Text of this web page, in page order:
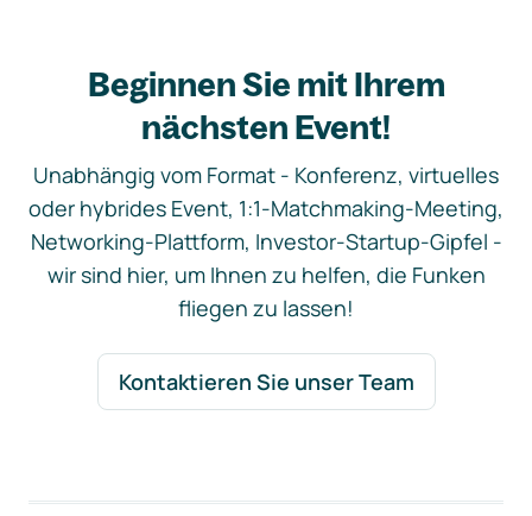
Beginnen Sie mit Ihrem
nächsten Event!
Unabhängig vom Format - Konferenz, virtuelles
oder hybrides Event, 1:1-Matchmaking-Meeting,
Networking-Plattform, Investor-Startup-Gipfel -
wir sind hier, um Ihnen zu helfen, die Funken
fliegen zu lassen!
Kontaktieren Sie unser Team